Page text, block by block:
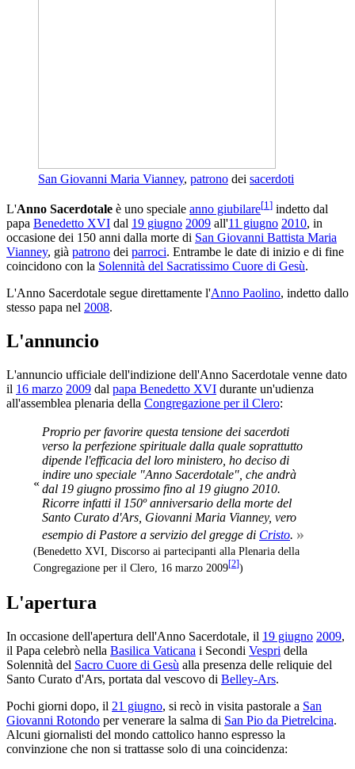
San Giovanni Maria Vianney, patrono dei sacerdoti
L'Anno Sacerdotale è uno speciale anno giubilare[1 ] indetto dal
papa Benedetto XVI dal 19 giugno 2009 all'11 giugno 2010, in
occasione dei 150 anni dalla morte di San Giovanni Battista Maria
Vianney, già patrono dei parroci. Entrambe le date di inizio e di fine
coincidono con la Solennità del Sacratissimo Cuore di Gesù.
L'Anno Sacerdotale segue direttamente l'Anno Paolino, indetto dallo
stesso papa nel 2008.
L'annuncio
L'annuncio ufficiale dell'indizione dell'Anno Sacerdotale venne dato
il 16 marzo 2009 dal papa Benedetto XVI durante un'udienza
all'assemblea plenaria della Congregazione per il Clero:
«
Proprio per favorire questa tensione dei sacerdoti
verso la perfezione spirituale dalla quale soprattutto
dipende l'efficacia del loro ministero, ho deciso di
indire uno speciale "Anno Sacerdotale", che andrà
dal 19 giugno prossimo fino al 19 giugno 2010.
Ricorre infatti il 150º anniversario della morte del
Santo Curato d'Ars, Giovanni Maria Vianney, vero
esempio di Pastore a servizio del gregge di Cristo. »
(Benedetto XVI, Discorso ai partecipanti alla Plenaria della
Congregazione per il Clero, 16 marzo 2009[2])
L'apertura
In occasione dell'apertura dell'Anno Sacerdotale, il 19 giugno 2009,
il Papa celebrò nella Basilica Vaticana i Secondi Vespri della
Solennità del Sacro Cuore di Gesù alla presenza delle reliquie del
Santo Curato d'Ars, portata dal vescovo di Belley-Ars.
Pochi giorni dopo, il 21 giugno, si recò in visita pastorale a San
Giovanni Rotondo per venerare la salma di San Pio da Pietrelcina.
Alcuni giornalisti del mondo cattolico hanno espresso la
convinzione che non si trattasse solo di una coincidenza: